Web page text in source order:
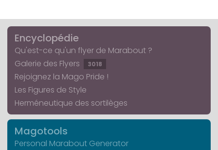
Encyclopédie
Qu'est-ce qu'un flyer de Marabout ?
Galerie des Flyers
3018
Rejoignez la Mago Pride !
Les Figures de Style
Herméneutique des sortilèges
Magotools
Personal Marabout Generator